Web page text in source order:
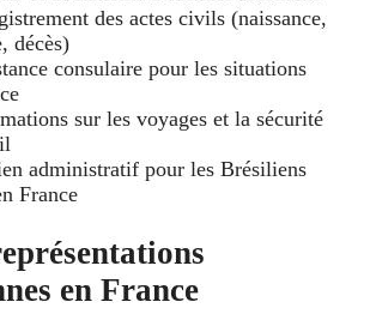
des actes civils (naissance,
décès)
consulaire pour les situations
sur les voyages et la sécurité
administratif pour les Brésiliens
France
en France